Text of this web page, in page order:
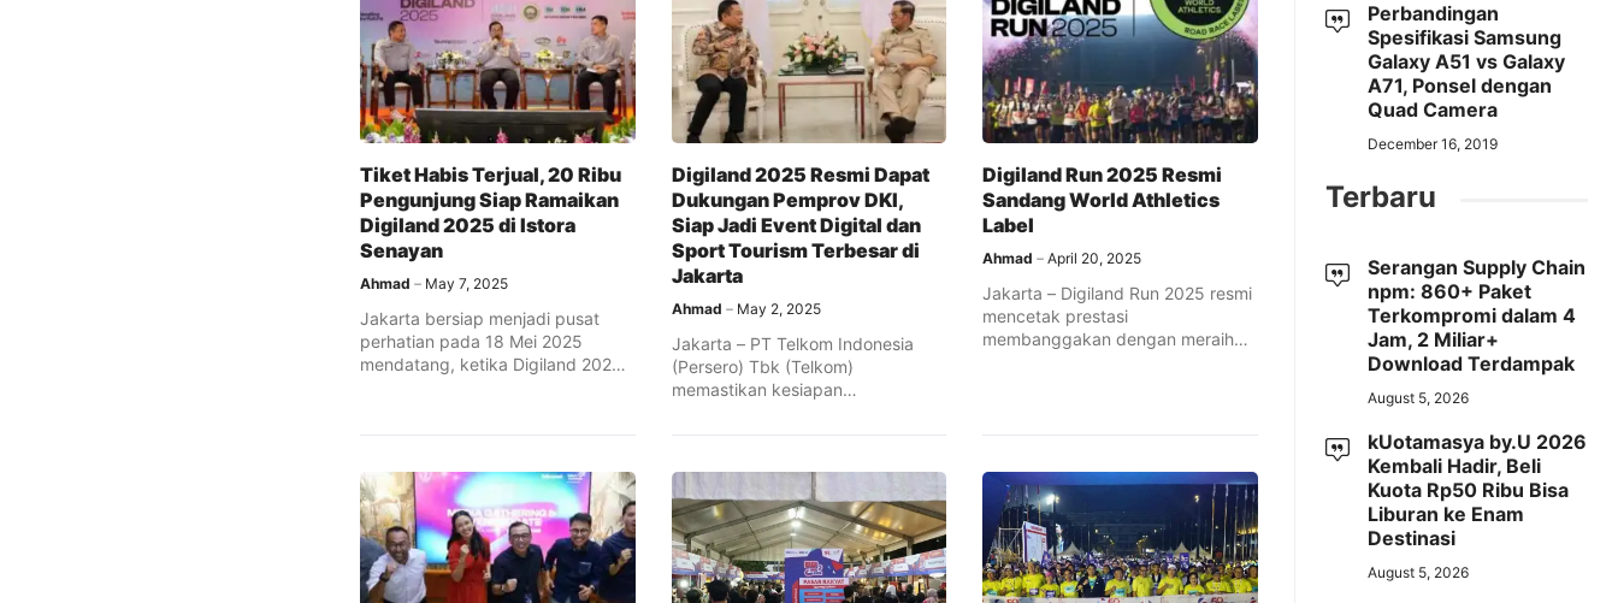
Tiket Habis Terjual, 20 Ribu
Pengunjung Siap Ramaikan
Digiland 2025 di Istora
Senayan
Ahmad May 7, 2025
Jakarta bersiap menjadi pusat
perhatian pada 18 Mei 2025
mendatang, ketika Digiland 2025
Digiland 2025 Resmi Dapat
Dukungan Pemprov DKI,
Siap Jadi Event Digital dan
Sport Tourism Terbesar di
Jakarta
Ahmad May 2, 2025
Jakarta – PT Telkom Indonesia
(Persero) Tbk (Telkom)
memastikan kesiapan
akan ...
Digiland Run 2025 Resmi
Sandang World Athletics
Label
Ahmad April 20, 2025
Jakarta – Digiland Run 2025 resmi
mencetak prestasi
membanggakan dengan meraih
Perbandingan
Spesifikasi Samsung
Galaxy A51 vs Galaxy
A71, Ponsel dengan
Quad Camera
December 16, 2019
Terbaru
Serangan Supply Chain
npm: 860+ Paket
Terkompromi dalam 4
Jam, 2 Miliar+
Download Terdampak
August 5, 2026
kUotamasya by.U 2026
Kembali Hadir, Beli
Kuota Rp50 Ribu Bisa
Liburan ke Enam
Destinasi
August 5, 2026